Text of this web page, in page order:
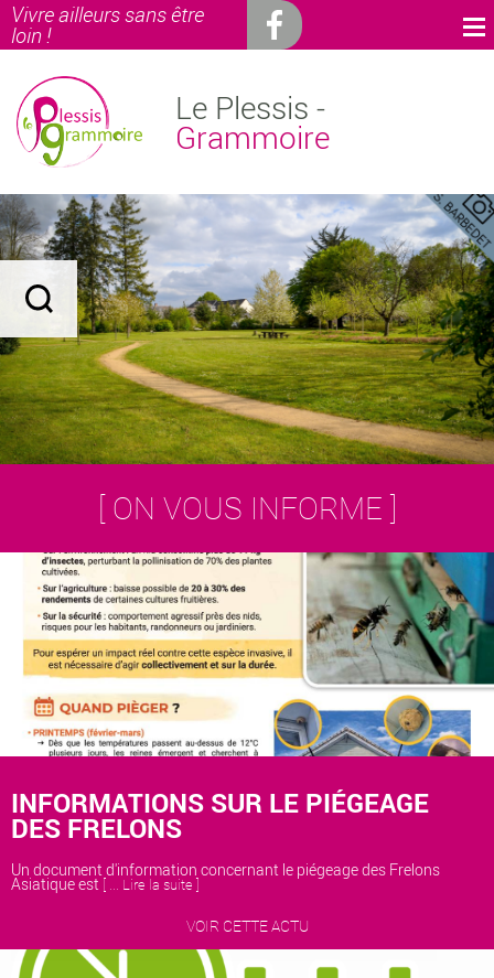
Vivre ailleurs sans être
loin !
Le Plessis -
Grammoire
[ ON VOUS INFORME ]
INFORMATIONS SUR LE PIÉGEAGE
DES FRELONS
Un document d'information concernant le piégeage des Frelons
Asiatique est [ ... Lire la suite ]
VOIR CETTE ACTU